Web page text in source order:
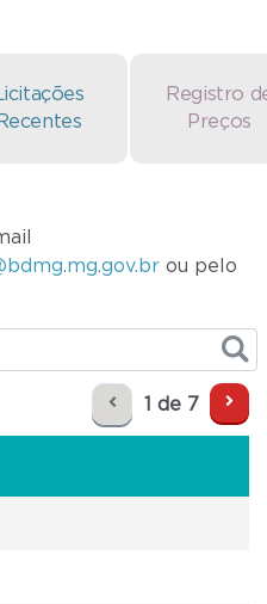
Recentes
Registro
Preços
ou pelo
1 de 7